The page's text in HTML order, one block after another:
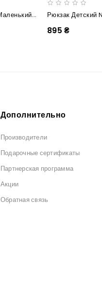
Рюкзак Детский Nohoo Зайка Маленький Голубой Рюкзак Детский
895 ₴
Дополнительно
Производители
Подарочные сертификаты
Партнерская программа
Акции
Обратная связь